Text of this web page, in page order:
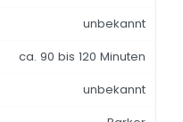
unbekannt
ca. 90 bis 120 Minuten
unbekannt